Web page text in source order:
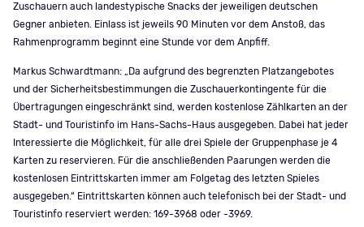
Zuschauern auch landestypische Snacks der jeweiligen deutschen
Gegner anbieten. Einlass ist jeweils 90 Minuten vor dem Anstoß, das
Rahmenprogramm beginnt eine Stunde vor dem Anpfiff.
Markus Schwardtmann: „Da aufgrund des begrenzten Platzangebotes
und der Sicherheitsbestimmungen die Zuschauerkontingente für die
Übertragungen eingeschränkt sind, werden kostenlose Zählkarten an der
Stadt- und Touristinfo im Hans-Sachs-Haus ausgegeben. Dabei hat jeder
Interessierte die Möglichkeit, für alle drei Spiele der Gruppenphase je 4
Karten zu reservieren. Für die anschließenden Paarungen werden die
kostenlosen Eintrittskarten immer am Folgetag des letzten Spieles
ausgegeben.“ Eintrittskarten können auch telefonisch bei der Stadt- und
Touristinfo reserviert werden: 169-3968 oder -3969.